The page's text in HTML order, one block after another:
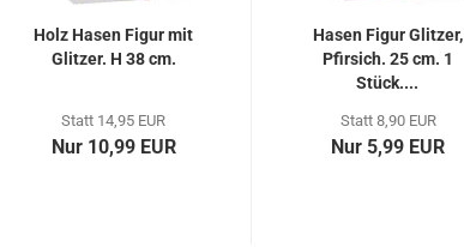
Holz Hasen Figur mit
Glitzer. H 38 cm.
Statt 14,95 EUR
Nur 10,99 EUR
Hasen Figur Glitzer,
Pfirsich. 25 cm. 1
Stück....
Statt 8,90 EUR
Nur 5,99 EUR